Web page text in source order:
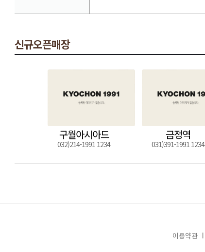
신규오픈매장
구월아시아드
032)214-1991 1234
금정역
031)391-1991 1234
이용약관